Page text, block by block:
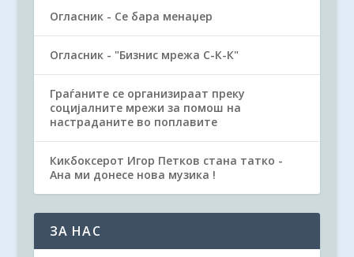
Огласник - Се бара менаџер
Огласник - "Бизнис мрежа С-К-К"
Граѓаните се организираат преку
социјалните мрежи за помош на
настраданите во поплавите
Кикбоксерот Игор Петков стана татко -
Ана ми донесе нова музика !
ЗА НАС